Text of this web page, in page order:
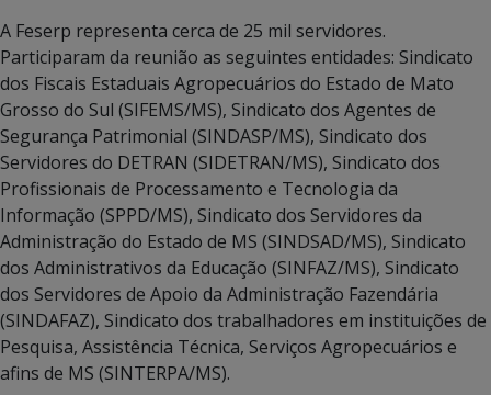
A Feserp representa cerca de 25 mil servidores.
Participaram da reunião as seguintes entidades: Sindicato
dos Fiscais Estaduais Agropecuários do Estado de Mato
Grosso do Sul (SIFEMS/MS), Sindicato dos Agentes de
Segurança Patrimonial (SINDASP/MS), Sindicato dos
Servidores do DETRAN (SIDETRAN/MS), Sindicato dos
Profissionais de Processamento e Tecnologia da
Informação (SPPD/MS), Sindicato dos Servidores da
Administração do Estado de MS (SINDSAD/MS), Sindicato
dos Administrativos da Educação (SINFAZ/MS), Sindicato
dos Servidores de Apoio da Administração Fazendária
(SINDAFAZ), Sindicato dos trabalhadores em instituições de
Pesquisa, Assistência Técnica, Serviços Agropecuários e
afins de MS (SINTERPA/MS).